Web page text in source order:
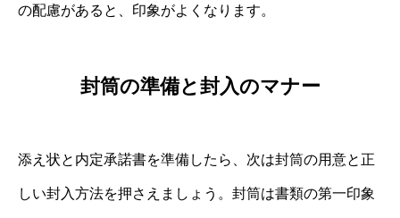
の配慮があると、印象がよくなります。
封筒の準備と封入のマナー
添え状と内定承諾書を準備したら、次は封筒の用意と正
しい封入方法を押さえましょう。封筒は書類の第一印象